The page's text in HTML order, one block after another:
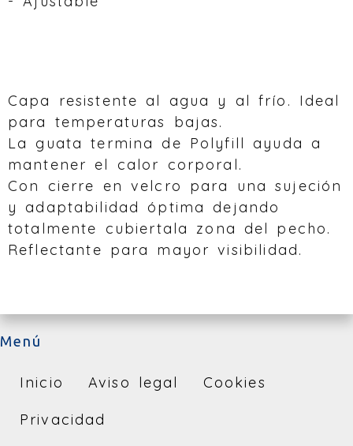
Capa resistente al agua y al frío. Ideal
para temperaturas bajas.
La guata termina de Polyfill ayuda a
mantener el calor corporal.
Con cierre en velcro para una sujeción
y adaptabilidad óptima dejando
totalmente cubiertala zona del pecho.
Reflectante para mayor visibilidad.
Menú
Inicio Aviso legal Cookies
Privacidad